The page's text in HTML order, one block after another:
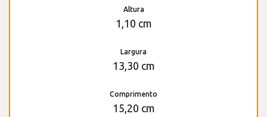
Altura
1,10 cm
Largura
13,30 cm
Comprimento
15,20 cm